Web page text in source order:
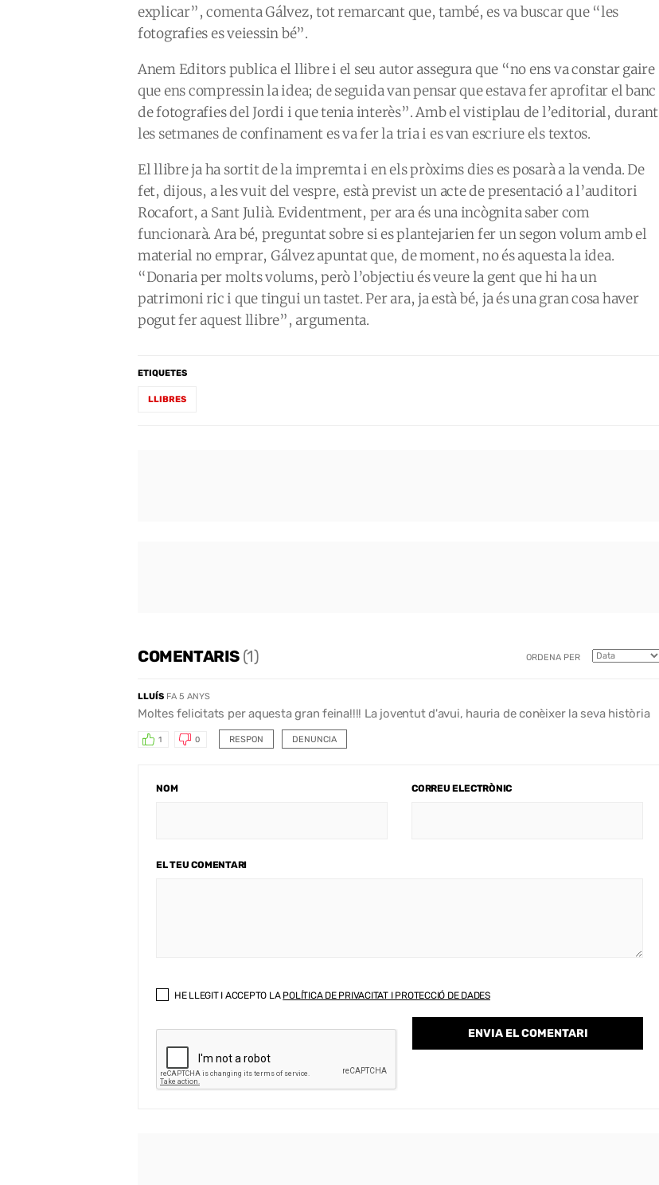
explicar”, comenta Gálvez, tot remarcant que, també, es va buscar que “les
fotografies es veiessin bé”.
Anem Editors publica el llibre i el seu autor assegura que “no ens va constar gaire
que ens compressin la idea; de seguida van pensar que estava fer aprofitar el banc
de fotografies del Jordi i que tenia interès”. Amb el vistiplau de l’editorial, durant
les setmanes de confinament es va fer la tria i es van escriure els textos.
El llibre ja ha sortit de la impremta i en els pròxims dies es posarà a la venda. De
fet, dijous, a les vuit del vespre, està previst un acte de presentació a l’auditori
Rocafort, a Sant Julià. Evidentment, per ara és una incògnita saber com
funcionarà. Ara bé, preguntat sobre si es plantejarien fer un segon volum amb el
material no emprar, Gálvez apuntat que, de moment, no és aquesta la idea.
“Donaria per molts volums, però l’objectiu és veure la gent que hi ha un
patrimoni ric i que tingui un tastet. Per ara, ja està bé, ja és una gran cosa haver
pogut fer aquest llibre”, argumenta.
ETIQUETES
LLIBRES
COMENTARIS (1) ORDENA PER
LLUÍS FA 5 ANYS
Moltes felicitats per aquesta gran feina!!!! La joventut d'avui, hauria de conèixer la seva història
RESPON
1 0 DENUNCIA
NOM CORREU ELECTRÒNIC
EL TEU COMENTARI
HE LLEGIT I ACCEPTO LA POLÍTICA DE PRIVACITAT I PROTECCIÓ DE DADES